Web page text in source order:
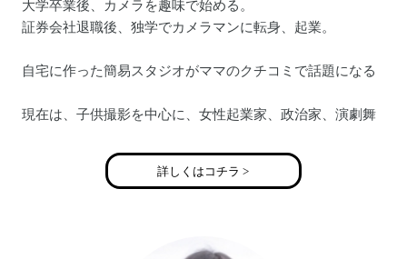
大学卒業後、カメラを趣味で始める。
証券会社退職後、独学でカメラマンに転身、起業。
自宅に作った簡易スタジオがママのクチコミで話題になる
現在は、子供撮影を中心に、女性起業家、政治家、演劇舞
メディア掲載・撮影実績
〇西宮阪急 「ベビーマタニティ撮影イベント」
詳しくはコチラ >